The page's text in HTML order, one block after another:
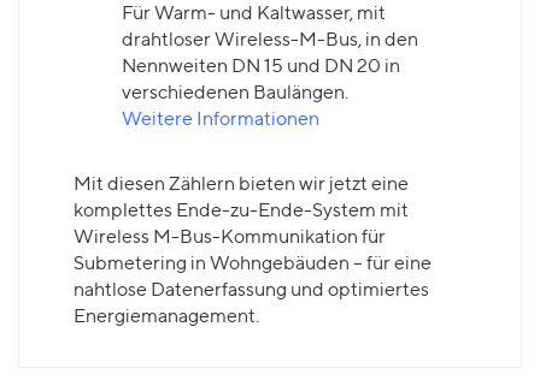
Für Warm- und Kaltwasser, mit
drahtloser Wireless-M-Bus, in den
Nennweiten DN 15 und DN 20 in
verschiedenen Baulängen.
Weitere Informationen
Mit diesen Zählern bieten wir jetzt eine
komplettes Ende-zu-Ende-System mit
Wireless M-Bus-Kommunikation für
Submetering in Wohngebäuden – für eine
nahtlose Datenerfassung und optimiertes
Energiemanagement.